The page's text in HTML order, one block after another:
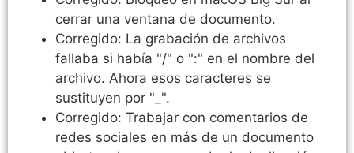
cerrar una ventana de documento.
Corregido: La grabación de archivos
fallaba si había "/" o ":" en el nombre del
archivo. Ahora esos caracteres se
sustituyen por "_".
Corregido: Trabajar con comentarios de
redes sociales en más de un documento